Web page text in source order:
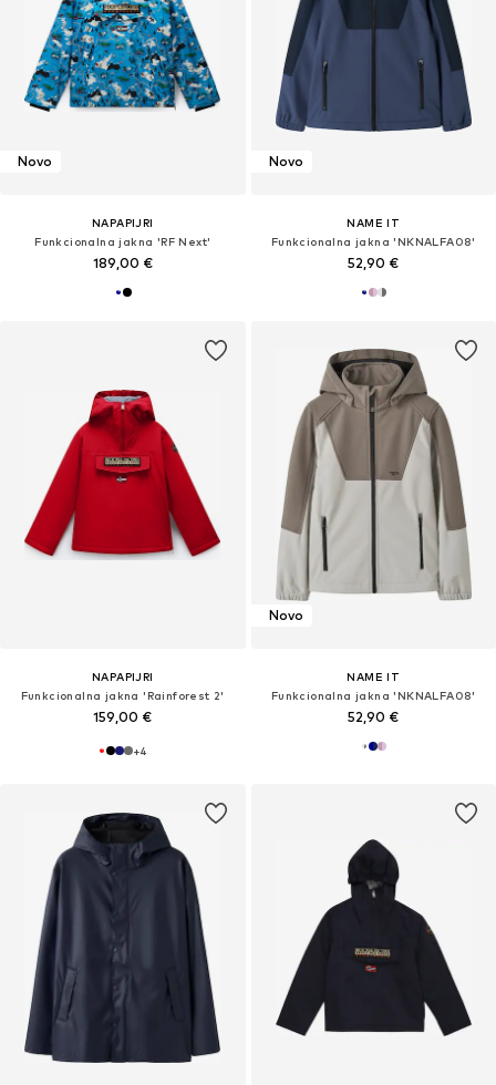
Novo
NAPAPIJRI
Funkcionalna jakna 'RF Next'
189,00 €
Novo
NAME IT
Funkcionalna jakna 'NKNALFA08'
52,90 €
NAPAPIJRI
Funkcionalna jakna 'Rainforest 2'
159,00 €
+4
Novo
NAME IT
Funkcionalna jakna 'NKNALFA08'
52,90 €